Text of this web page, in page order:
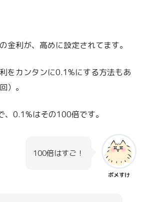
金利が、高めに設定されてます。
をカンタンに0.1%にする方法もあ
）。
0.1%はその100倍です。
ポメすけ
100倍はすご！